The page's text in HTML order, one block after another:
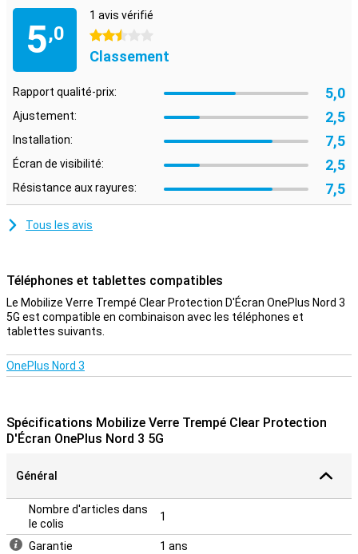
protecteur d'écran peut donc être légèrement plus petit que
l'écran. Pour obtenir des conseils pratiques, consultez la vidéo ci-
dessous.
5,0
1 avis vérifié
2.5 étoiles
Classement
Rapport qualité-prix: 5,0
Ajustement: 2,5
Installation: 7,5
Écran de visibilité: 2,5
Résistance aux rayures: 7,5
Tous les avis
Téléphones et tablettes compatibles
Le Mobilize Verre Trempé Clear Protection D'Écran OnePlus Nord 3
5G est compatible en combinaison avec les téléphones et
tablettes suivants.
OnePlus Nord 3
Spécifications Mobilize Verre Trempé Clear Protection
D'Écran OnePlus Nord 3 5G
Général
Nombre d'articles dans
le colis
1
Garantie 1 ans